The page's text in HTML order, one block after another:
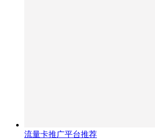
流量卡推广平台推荐